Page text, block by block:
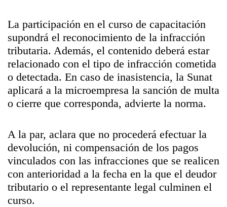
La participación en el curso de capacitación
supondrá el reconocimiento de la infracción
tributaria. Además, el contenido deberá estar
relacionado con el tipo de infracción cometida
o detectada. En caso de inasistencia, la Sunat
aplicará a la microempresa la sanción de multa
o cierre que corresponda, advierte la norma.
A la par, aclara que no procederá efectuar la
devolución, ni compensación de los pagos
vinculados con las infracciones que se realicen
con anterioridad a la fecha en la que el deudor
tributario o el representante legal culminen el
curso.